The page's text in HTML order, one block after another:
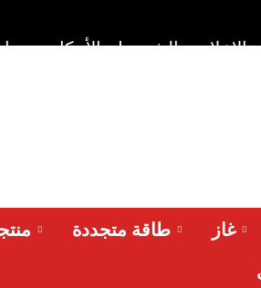
الشروط والأحكام الإعلان
غاز طاقة متجددة